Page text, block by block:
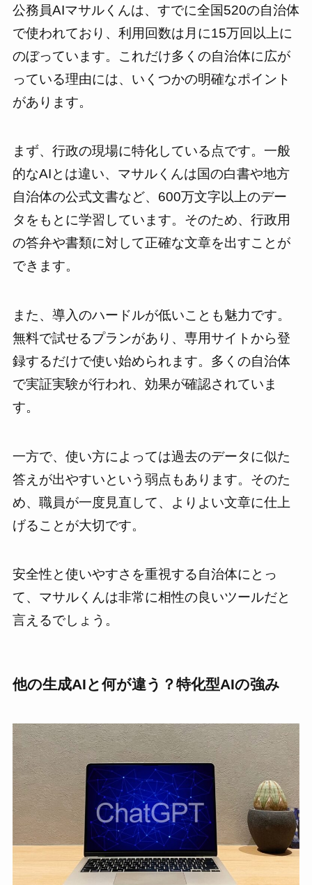
公務員AIマサルくんは、すでに全国520の自治体
で使われており、利用回数は月に15万回以上に
のぼっています。これだけ多くの自治体に広が
っている理由には、いくつかの明確なポイント
があります。
まず、行政の現場に特化している点です。一般
的なAIとは違い、マサルくんは国の白書や地方
自治体の公式文書など、600万文字以上のデー
タをもとに学習しています。そのため、行政用
の答弁や書類に対して正確な文章を出すことが
できます。
また、導入のハードルが低いことも魅力です。
無料で試せるプランがあり、専用サイトから登
録するだけで使い始められます。多くの自治体
で実証実験が行われ、効果が確認されていま
す。
一方で、使い方によっては過去のデータに似た
答えが出やすいという弱点もあります。そのた
め、職員が一度見直して、よりよい文章に仕上
げることが大切です。
安全性と使いやすさを重視する自治体にとっ
て、マサルくんは非常に相性の良いツールだと
言えるでしょう。
他の生成AIと何が違う？特化型AIの強み